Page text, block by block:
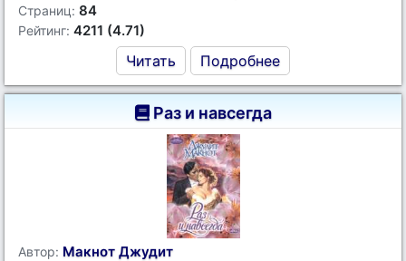
Страниц: 84
Рейтинг: 4211 (4.71)
Читать Подробнее
Раз и навсегда
Автор: Макнот Джудит